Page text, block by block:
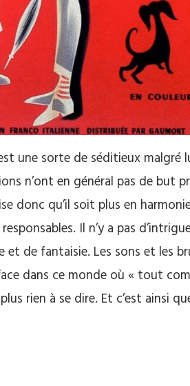
une sorte de séditieux malgré
n’ont en général pas de but
donc qu’il soit plus en
Il n’y a pas
et de fantaisie. Les sons et les
dans ce monde où « tout
rien à se dire. Et c’est ainsi